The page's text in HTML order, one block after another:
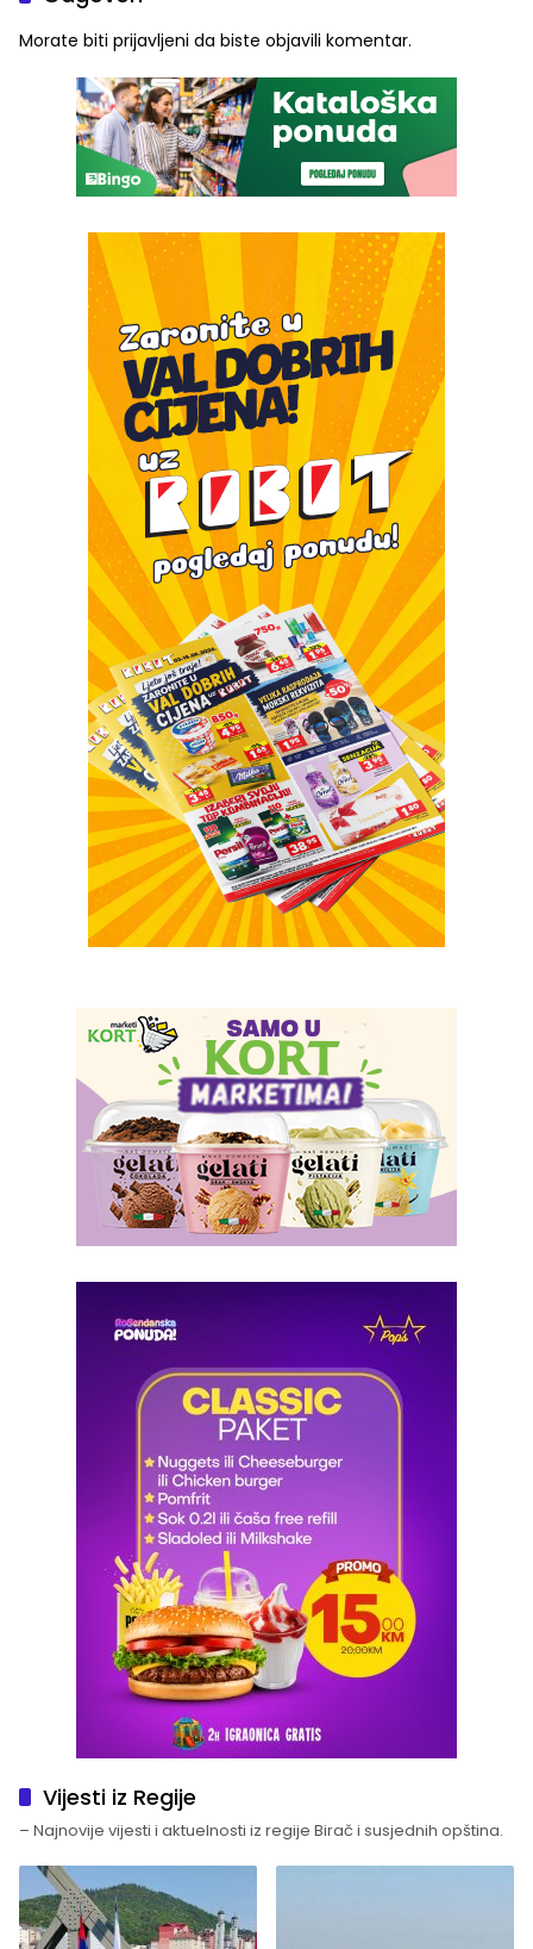
Morate biti prijavljeni da biste objavili komentar.
Vijesti iz Regije
– Najnovije vijesti i aktuelnosti iz regije Birač i susjednih opština.